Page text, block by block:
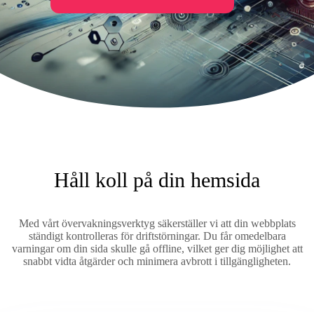
Håll koll på din hemsida
Med vårt övervakningsverktyg säkerställer vi att din webbplats
ständigt kontrolleras för driftstörningar. Du får omedelbara
varningar om din sida skulle gå offline, vilket ger dig möjlighet att
snabbt vidta åtgärder och minimera avbrott i tillgängligheten.